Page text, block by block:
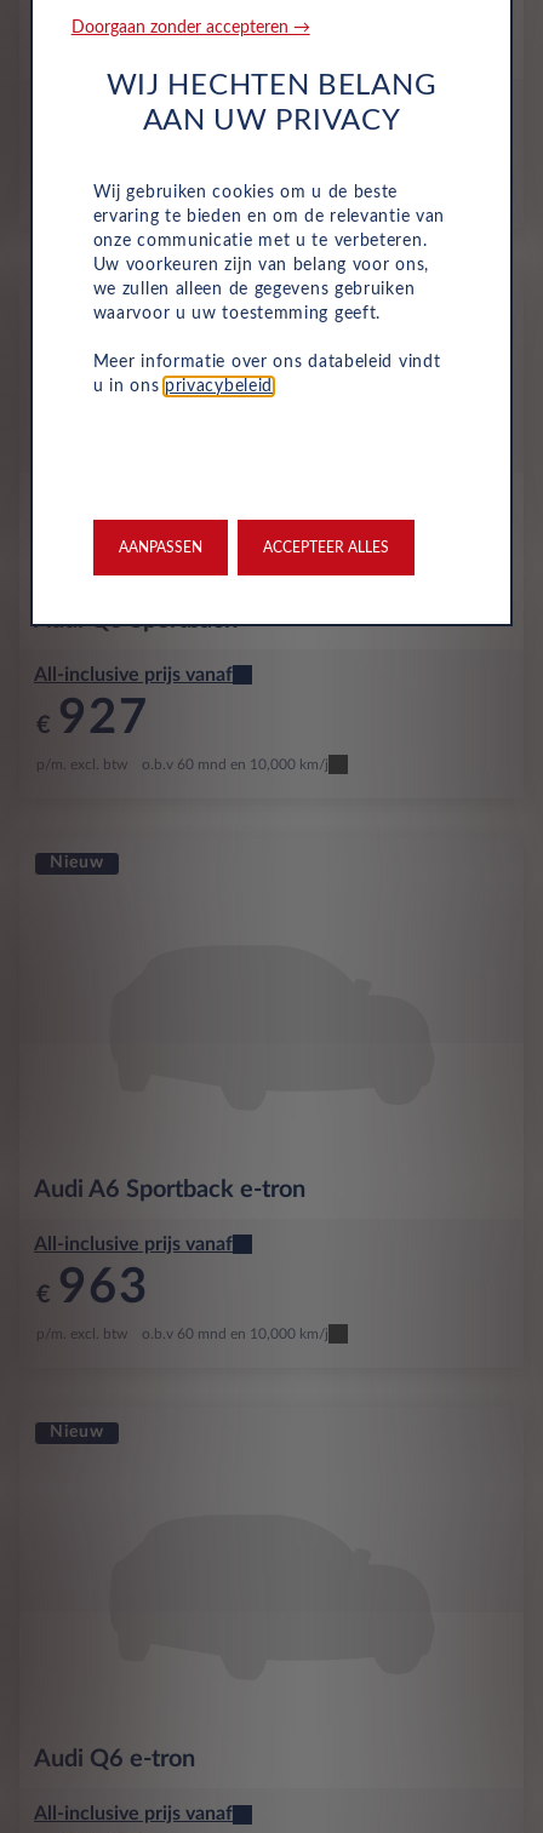
All-inclusive prijs vanaf
p/m. excl. btw o.b.v 60 mnd en 10,000 km/j
Nieuw
Audi Q3 Sportback
All-inclusive prijs vanaf
€ 927
p/m. excl. btw o.b.v 60 mnd en 10,000 km/j
Nieuw
Audi A6 Sportback e-tron
All-inclusive prijs vanaf
€ 963
p/m. excl. btw o.b.v 60 mnd en 10,000 km/j
Nieuw
Audi Q6 e-tron
All-inclusive prijs vanaf
Doorgaan zonder accepteren →
WIJ HECHTEN BELANG
AAN UW PRIVACY
Wij gebruiken cookies om u de beste
ervaring te bieden en om de relevantie van
onze communicatie met u te verbeteren.
Uw voorkeuren zijn van belang voor ons,
we zullen alleen de gegevens gebruiken
waarvoor u uw toestemming geeft.
Meer informatie over ons databeleid vindt
u in ons privacybeleid
AANPASSEN ACCEPTEER ALLES